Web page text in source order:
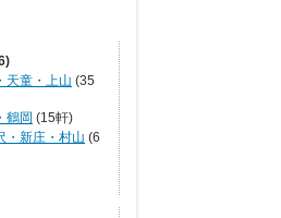
天童・上山 (35
鶴岡 (15軒)
・新庄・村山 (6